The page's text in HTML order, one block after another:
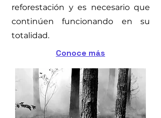
reforestación y es necesario que
continúen funcionando en su
totalidad.
Conoce más